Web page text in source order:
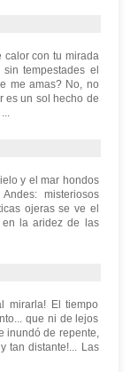
calor con tu mirada
tempestades el
me amas? No, no
es un sol hecho de
y el mar hondos
misteriosos
ojeras se ve el
en la aridez de las
mirarla! El tiempo
que ni de lejos
inundó de repente,
tan distante!... Las